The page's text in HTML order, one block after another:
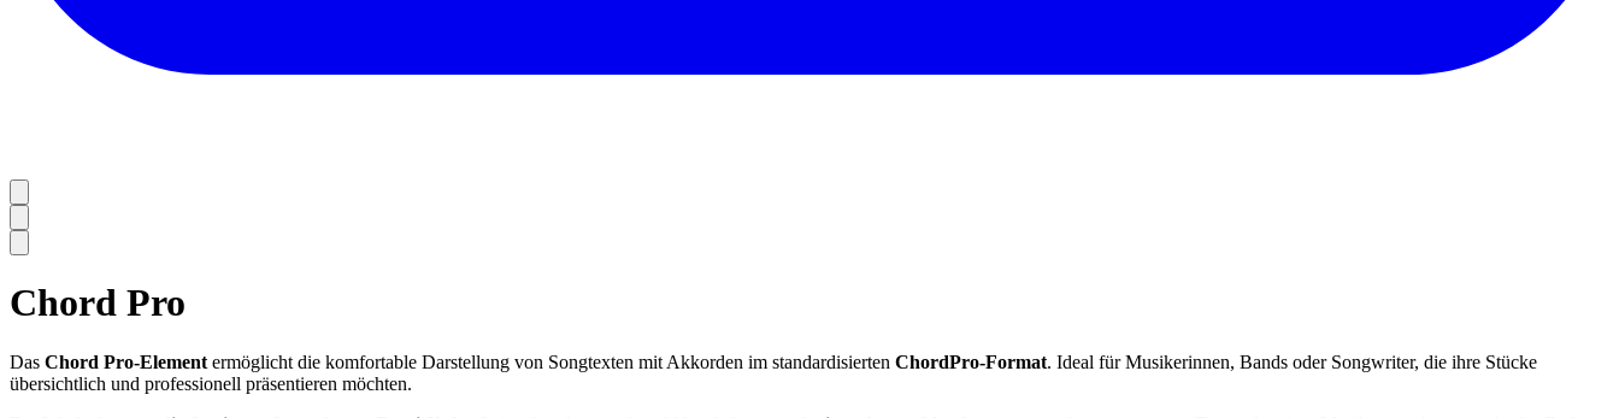
Chord Pro
Das Chord Pro-Element ermöglicht die komfortable Darstellung von Songtexten mit Akkorden im standardisierten ChordPro-Format. Ideal für Musikerinnen, Bands oder Songwriter, die ihre Stücke
übersichtlich und professionell präsentieren möchten.